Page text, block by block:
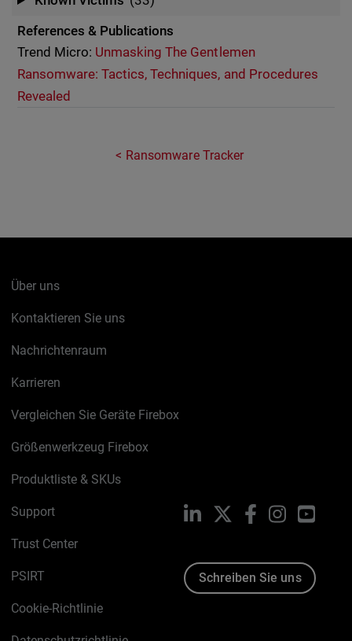
References & Publications
Trend Micro: Unmasking The Gentlemen
Ransomware: Tactics, Techniques, and Procedures
Revealed
Ransomware Tracker
Über uns
Kontaktieren Sie uns
Nachrichtenraum
Karrieren
Vergleichen Sie Geräte Firebox
Größenwerkzeug Firebox
Produktliste & SKUs
Support
Trust Center
PSIRT
Cookie-Richtlinie
LinkedIn FacebookInstagram
Schreiben Sie uns